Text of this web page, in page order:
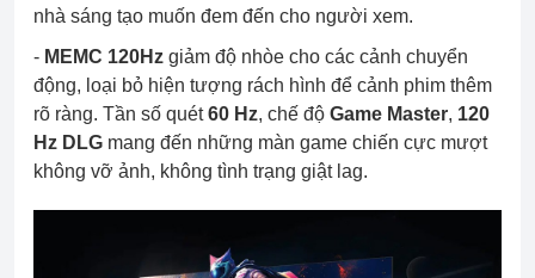
nhà sáng tạo muốn đem đến cho người xem.
- MEMC 120Hz giảm độ nhòe cho các cảnh chuyển
động, loại bỏ hiện tượng rách hình để cảnh phim thêm
rõ ràng. Tần số quét60 Hz, chế độ Game Master, 120
Hz DLG mang đến những màn game chiến cực mượt
không vỡ ảnh, không tình trạng giật lag.